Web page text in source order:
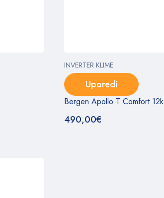
INVERTER KLIME
Uporedi
Bergen Apollo T Comfort 12k
490,00€